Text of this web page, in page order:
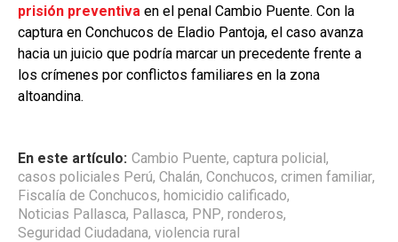
prisión preventiva en el penal Cambio Puente. Con la
captura en Conchucos de Eladio Pantoja, el caso avanza
hacia un juicio que podría marcar un precedente frente a
los crímenes por conflictos familiares en la zona
altoandina.
En este artículo: Cambio Puente, captura policial,
casos policiales Perú, Chalán, Conchucos, crimen familiar,
Fiscalía de Conchucos, homicidio calificado,
Noticias Pallasca, Pallasca, PNP, ronderos,
Seguridad Ciudadana, violencia rural